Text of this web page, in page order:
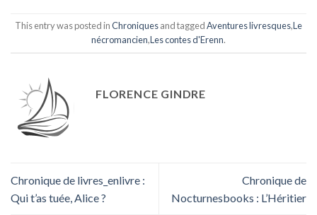
This entry was posted inChroniquesand taggedAventures livresques,Le
nécromancien,Les contes d'Erenn.
FLORENCE GINDRE
Chronique de livres_enlivre :
Qui t’as tuée, Alice ?
Chronique de
Nocturnesbooks : L’Héritier